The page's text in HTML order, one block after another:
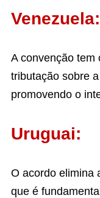
Venezuela:
A convenção tem
tributação sobre
promovendo o
Uruguai:
O acordo elimina
que é